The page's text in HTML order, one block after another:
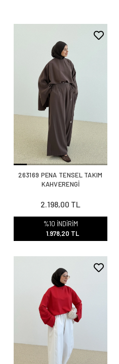
263169 PENA TENSEL TAKIM
KAHVERENGİ
2.198,00 TL
%10 İNDİRİM
1.978,20 TL